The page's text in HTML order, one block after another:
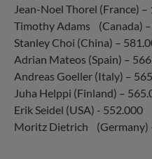
Jean-Noel Thorel (France) –
Timothy Adams (Canada)
Stanley Choi (China) –
Adrian Mateos (Spain) –
Andreas Goeller (Italy) –
Juha Helppi (Finland) –
Erik Seidel (USA) - 552.000
Moritz Dietrich (Germany)